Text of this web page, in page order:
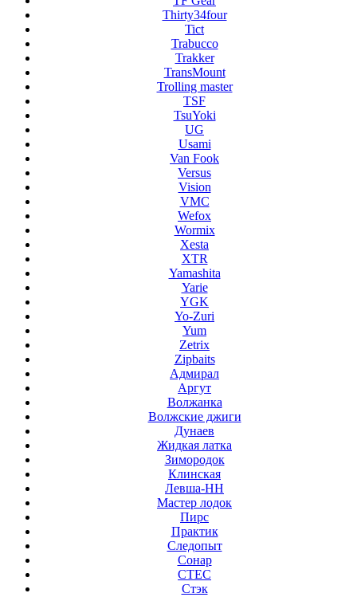
Thirty34four
Tict
Trabucco
Trakker
TransMount
Trolling master
TSF
TsuYoki
UG
Usami
Van Fook
Versus
Vision
VMC
Wefox
Wormix
Xesta
XTR
Yamashita
Yarie
YGK
Yo-Zuri
Yum
Zetrix
Zipbaits
Адмирал
Аргут
Волжанка
Волжские джиги
Дунаев
Жидкая латка
Зимородок
Клинская
Левша-НН
Мастер лодок
Пирс
Практик
Следопыт
Сонар
СТЕС
Стэк